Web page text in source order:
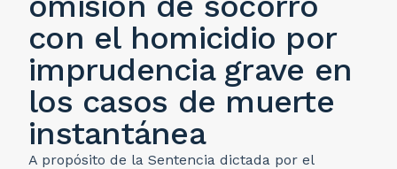
con el homicidio por
imprudencia grave en
los casos de muerte
instantánea
A propósito de la Sentencia dictada por el